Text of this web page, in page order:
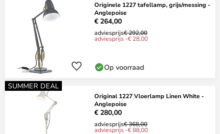
Originele 1227 tafellamp, grijs/messing -
Anglepoise
€ 264,00
adviesprijs€ 292,00
adviesprijs -€ 28,00
Op voorraad
SUMMER DEAL
Original 1227 Vloerlamp Linen White -
Anglepoise
€ 280,00
adviesprijs€ 368,00
adviesprijs -€ 88,00